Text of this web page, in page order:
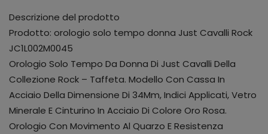
Descrizione del prodotto
Prodotto: orologio solo tempo donna Just Cavalli Rock
JC1L002M0045
Orologio Solo Tempo Da Donna Di Just Cavalli Della
Collezione Rock – Taffeta. Modello Con Cassa In
Acciaio Della Dimensione Di 34Mm, Indici Applicati, Vetro
Minerale E Cinturino In Acciaio Di Colore Oro Rosa.
Orologio Con Movimento Al Quarzo E Resistenza